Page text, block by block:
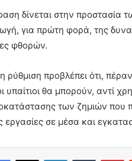
δίνεται στην
για πρώτη φορά, της
φθορών.
ρύθμιση προβλέπει ότι,
υπαίτιοι θα μπορούν, αντί
των ζημιών
εργασίες σε μέσα και